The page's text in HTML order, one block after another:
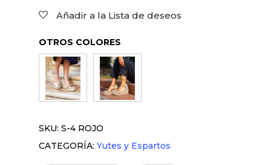
Añadir a la Lista de deseos
OTROS COLORES
SKU: S-4 ROJO
CATEGORÍA: Yutes y Espartos